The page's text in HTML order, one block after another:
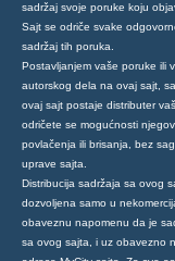
sadržaj svoje poruke koju
Sajt se odriče svake
sadržaj tih poruka.
Postavljanjem vaše poruke ili
autorskog dela na ovaj sajt,
ovaj sajt postaje distributer
odričete se mogućnosti
povlačenja ili brisanja, bez
uprave sajta.
Distribucija sadržaja sa ovog
dozvoljena samo u
obaveznu napomenu da je
sa ovog sajta, i uz obavezno